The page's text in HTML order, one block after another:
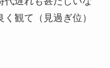
観て（見過ぎ位）